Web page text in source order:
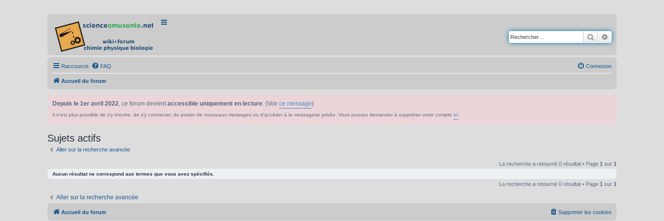
Rechercher
Raccourcis FAQ Connexion
Accueil du forum
Depuis le 1er avril 2022, ce forum devientaccessible uniquement en lecture. (Voir ce message)
Il n'est plus possible de s'y inscrire, de s'y connecter, de poster de nouveaux messages ou d'accéder à la messagerie privée. Vous pouvez demander à supprimer votre compte ici
Sujets actifs
Aller sur la recherche avancée
La recherche a retourné 0 résultat • Page 1 sur 1
Aucun résultat ne correspond aux termes que vous avez spécifiés.
La recherche a retourné 0 résultat • Page 1 sur 1
Aller sur la recherche avancée
Accueil du forum Supprimer les cookies